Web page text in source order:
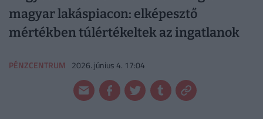
magyar lakáspiacon: elképesztő
mértékben túlértékeltek az ingatlanok
PÉNZCENTRUM 2026. június 4. 17:04